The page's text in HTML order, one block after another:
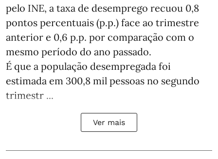
pelo INE, a taxa de desemprego recuou 0,8
pontos percentuais (p.p.) face ao trimestre
anterior e 0,6 p.p. por comparação com o
mesmo período do ano passado.
É que a população desempregada foi
estimada em 300,8 mil pessoas no segundo
trimestr ...
Ver mais